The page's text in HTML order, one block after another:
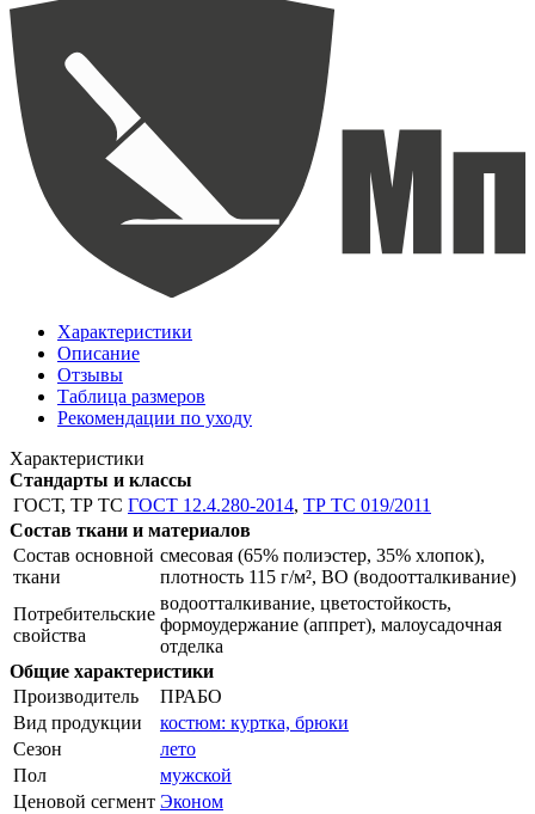
Характеристики
Описание
Отзывы
Таблица размеров
Рекомендации по уходу
Характеристики
Стандарты и классы
ГОСТ, ТР ТС ГОСТ 12.4.280-2014, ТР ТС 019/2011
Состав ткани и материалов
Состав основной
ткани
смесовая (65% полиэстер, 35% хлопок),
плотность 115 г/м², ВО (водоотталкивание)
Потребительские
свойства
водоотталкивание, цветостойкость,
формоудержание (аппрет), малоусадочная
отделка
Общие характеристики
Производитель
ПРАБО
Вид продукции
костюм: куртка, брюки
Сезон
лето
Пол
мужской
Ценовой сегмент Эконом